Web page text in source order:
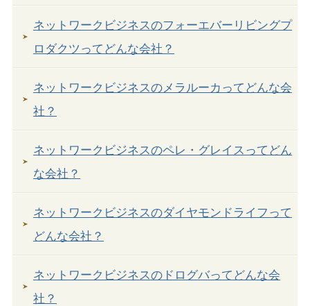
ネットワークビジネスのフォーエバーリビングプ
ロダクツってどんな会社？
ネットワークビジネスのメラルーカってどんな会
社？
ネットワークビジネスのペレ・グレイスってどん
な会社？
ネットワークビジネスのダイヤモンドライフって
どんな会社？
ネットワークビジネスのドログバってどんな会
社？